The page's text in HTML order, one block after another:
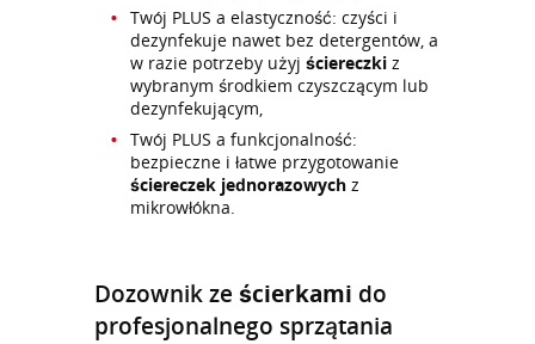
Twój PLUS a elastyczność: czyści i
dezynfekuje nawet bez detergentów, a
w razie potrzeby użyj ściereczki z
wybranym środkiem czyszczącym lub
dezynfekującym,
Twój PLUS a funkcjonalność:
bezpieczne i łatwe przygotowanie
ściereczek jednorazowych z
mikrowłókna.
Dozownik ze ścierkami do
profesjonalnego sprzątania